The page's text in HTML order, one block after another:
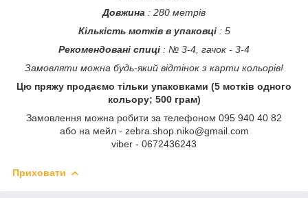
Довжина : 280 метрів
Кількість мотків в упаковці : 5
Рекомендовані спиці : № 3-4, гачок - 3-4
Замовляти можна будь-який відтінок з карти кольорів!
Цю пряжу продаємо тільки упаковками (5 мотків одного
кольору; 500 грам)
Замовлення можна робити за телефоном 095 940 40 82
або на мейл - zebra.shop.niko@gmail.com
viber - 0672436243
Приховати